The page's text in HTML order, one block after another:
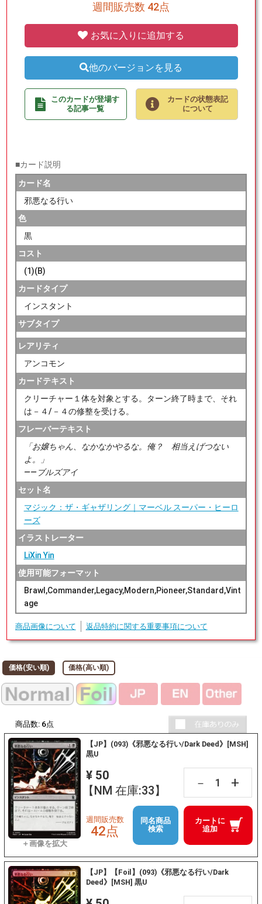
週間販売数 42点
お気に入りに追加する
他のバージョンを見る
このカードが登場す
る記事一覧
カードの状態表記
について
■カード説明
カード名
邪悪なる行い
色
黒
コスト
(1)(B)
カードタイプ
インスタント
サブタイプ
レアリティ
アンコモン
カードテキスト
クリーチャー１体を対象とする。ターン終了時まで、それ
は－４/－４の修整を受ける。
フレーバーテキスト
「お嬢ちゃん、なかなかやるな。俺？ 相当えげつない
よ。」
――ブルズアイ
セット名
マジック：ザ・ギャザリング｜マーベル スーパー・ヒーロ
ーズ
イラストレーター
LiXin Yin
使用可能フォーマット
Brawl,Commander,Legacy,Modern,Pioneer,Standard,Vint
age
商品画像について 返品特約に関する重要事項について
価格(安い順) 価格(高い順)
商品数: 6点
【JP】(093)《邪悪なる行い/Dark Deed》[MSH]
黒U
¥ 50
【NM 在庫:33】
－ +
カートに
追加
週間販売数
42点
同名商品
検索
【JP】【Foil】(093)《邪悪なる行い/Dark
Deed》[MSH] 黒U